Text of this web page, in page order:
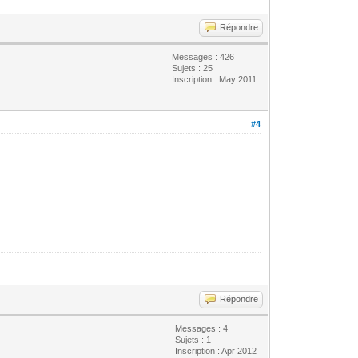
Répondre
Messages : 426
Sujets : 25
Inscription : May 2011
#4
Répondre
Messages : 4
Sujets : 1
Inscription : Apr 2012